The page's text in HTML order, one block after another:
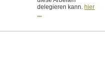
delegieren kann. hier
...